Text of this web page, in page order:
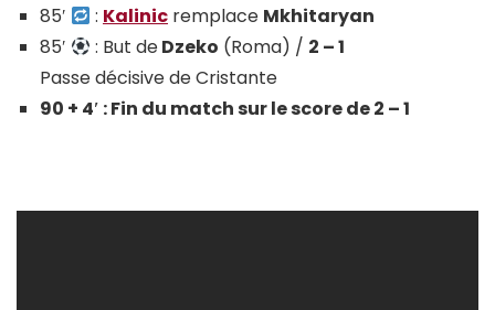
85′
: Kalinic remplace Mkhitaryan
85′
: But deDzeko (Roma) / 2 – 1
Passe décisive de Cristante
90 + 4′ : Fin du match sur le score de 2 – 1